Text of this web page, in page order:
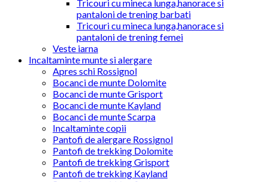
Tricouri cu mineca lunga,hanorace si
pantaloni de trening barbati
Tricouri cu mineca lunga,hanorace si
pantaloni de trening femei
Veste iarna
Incaltaminte munte si alergare
Apres schi Rossignol
Bocanci de munte Dolomite
Bocanci de munte Grisport
Bocanci de munte Kayland
Bocanci de munte Scarpa
Incaltaminte copii
Pantofi de alergare Rossignol
Pantofi de trekking Dolomite
Pantofi de trekking Grisport
Pantofi de trekking Kayland